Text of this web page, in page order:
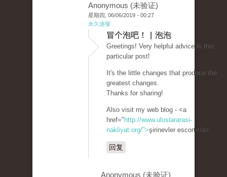
Anonymous (未验证)
星期四, 06/06/2019 - 00:27
永久连接
冒个泡吧！ | 泡泡
Greetings! Very helpful advice in this
particular post!
It's the little changes that produce the
greatest changes.
Thanks for sharing!
Also visit my web blog - <a
href=" http://www.uluslararasi-
nakliyat.org/">şirinevler escort</a>
回复
Anonymous (未验证)